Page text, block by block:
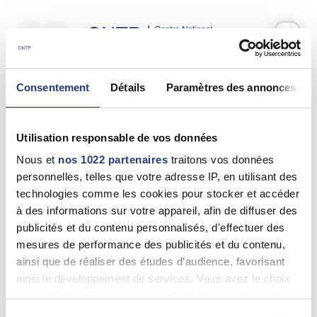
Consentement Détails Paramètres des annonces
Utilisation responsable de vos données
Nous et nos 1022 partenaires traitons vos données
personnelles, telles que votre adresse IP, en utilisant des
technologies comme les cookies pour stocker et accéder
à des informations sur votre appareil, afin de diffuser des
publicités et du contenu personnalisés, d'effectuer des
mesures de performance des publicités et du contenu,
ainsi que de réaliser des études d’audience, favorisant
ainsi le développement de services. Vous avez le choix
Votre test psychotechnique
Jeudi 17 Juillet 2025à16:20
Nom *
Prénom(s) *
Email *